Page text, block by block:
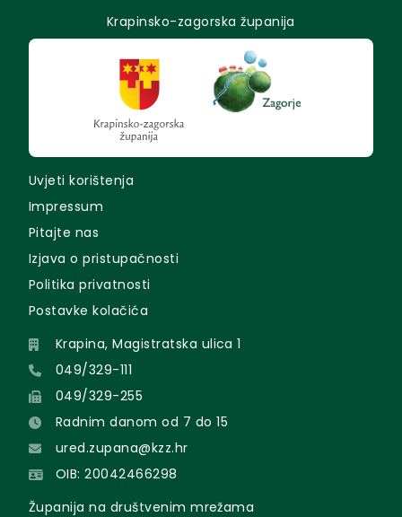
Krapinsko-zagorska županija
Uvjeti korištenja
Impressum
Pitajte nas
Izjava o pristupačnosti
Politika privatnosti
Postavke kolačića
Krapina, Magistratska ulica 1
049/329-111
049/329-255
Radnim danom od 7 do 15
ured.zupana@kzz.hr
OIB: 20042466298
Županija na društvenim mrežama